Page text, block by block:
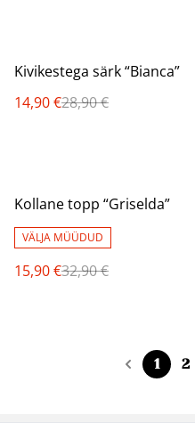
%
Kivikestega särk “Bianca”
14,90 €28,90 €
%
Kollane topp “Griselda”
VÄLJA MÜÜDUD
15,90 €32,90 €
1 2